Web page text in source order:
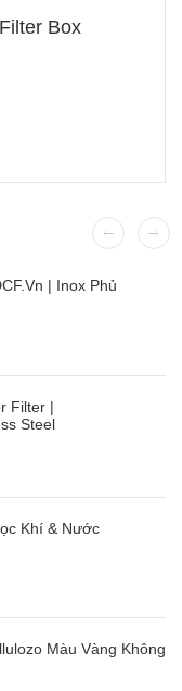
Box
| Inox Phủ
Filter |
Steel
Khí & Nước
Màu Vàng Không